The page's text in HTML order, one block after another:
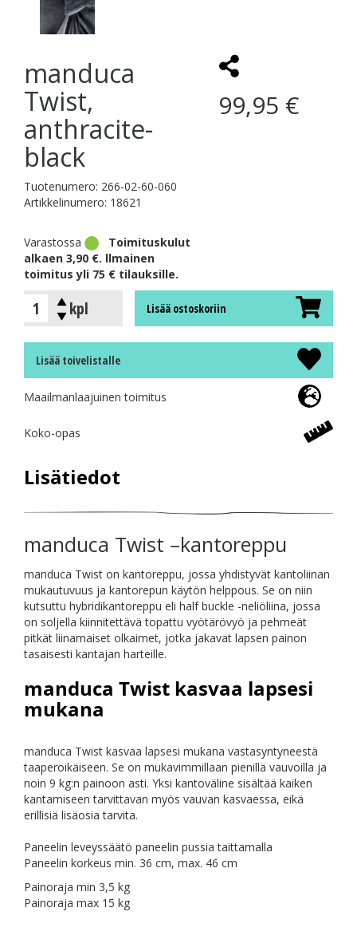
manduca
Twist,
anthracite-
black
Tuotenumero: 266-02-60-060
Artikkelinumero: 18621
Varastossa
Toimituskulut
alkaen 3,90 €. llmainen
toimitus yli 75 € tilauksille.
99,95 €
kpl Lisää ostoskoriin
Lisää toivelistalle
Maailmanlaajuinen toimitus
Koko-opas
Lisätiedot
manduca Twist –kantoreppu
manduca Twist on kantoreppu, jossa yhdistyvät kantoliinan
mukautuvuus ja kantorepun käytön helppous. Se on niin
kutsuttu hybridikantoreppu eli half buckle -neliöliina, jossa
on soljella kiinnitettävä topattu vyötärövyö ja pehmeät
pitkät liinamaiset olkaimet, jotka jakavat lapsen painon
tasaisesti kantajan harteille.
manduca Twist kasvaa lapsesi
mukana
manduca Twist kasvaa lapsesi mukana vastasyntyneestä
taaperoikäiseen. Se on mukavimmillaan pienillä vauvoilla ja
noin 9 kg:n painoon asti. Yksi kantoväline sisältää kaiken
kantamiseen tarvittavan myös vauvan kasvaessa, eikä
erillisiä lisäosia tarvita.
Paneelin leveyssäätö paneelin pussia taittamalla
Paneelin korkeus min. 36 cm, max. 46 cm
Painoraja min 3,5 kg
Painoraja max 15 kg